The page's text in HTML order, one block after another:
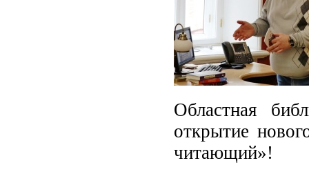
Областная
открытие
читающий»!